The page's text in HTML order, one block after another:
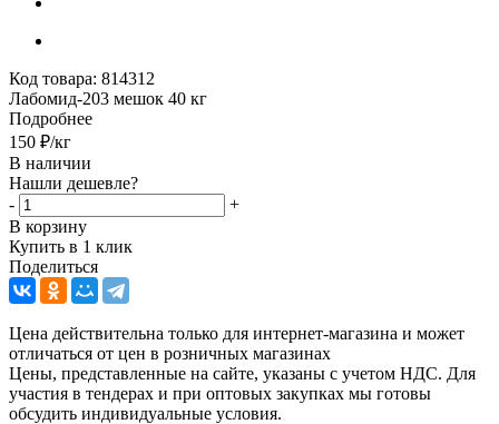
Код товара: 814312
Лабомид-203 мешок 40 кг
Подробнее
150 ₽/кг
В наличии
Нашли дешевле?
-
+
В корзину
Купить в 1 клик
Поделиться
Цена действительна только для интернет-магазина и может
отличаться от цен в розничных магазинах
Цены, представленные на сайте, указаны с учетом НДС. Для
участия в тендерах и при оптовых закупках мы готовы
обсудить индивидуальные условия.